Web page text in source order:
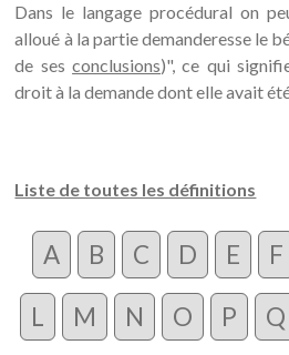
Dans le langage procédural on
alloué à la partie demanderesse le
de sesconclusions)", ce qui
droit à la demande dont elle avait
Liste de toutes les définitions
A B C D E F
L M N O P Q